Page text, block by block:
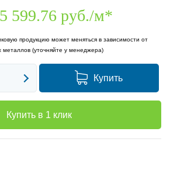
5 599.76 руб./м*
продукцию может меняться в зависимости от
металлов (уточняйте у менеджера)
Купить
Купить в 1 клик